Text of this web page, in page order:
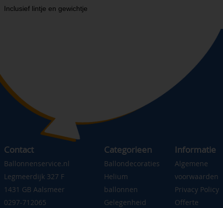
Inclusief lintje en gewichtje
Contact
Ballonnenservice.nl
Legmeerdijk 327 F
1431 GB Aalsmeer
0297-712065
Categorieen
Ballondecoraties
Helium
ballonnen
Gelegenheid
Informatie
Algemene
voorwaarden
Privacy Policy
Offerte